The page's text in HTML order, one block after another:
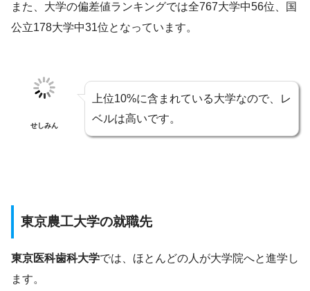
また、大学の偏差値ランキングでは全767大学中56位、国
公立178大学中31位となっています。
せしみん
上位10%に含まれている大学なので、レ
ベルは高いです。
東京農工大学の就職先
東京医科歯科大学では、ほとんどの人が大学院へと進学し
ます。